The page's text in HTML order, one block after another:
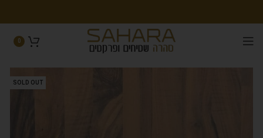
0
SOLD OUT